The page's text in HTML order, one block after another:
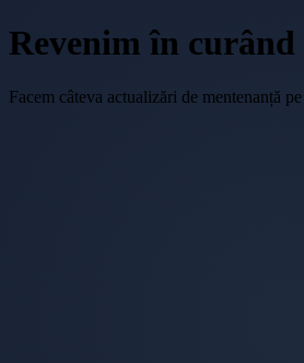
Revenim în curând
Facem câteva actualizări de mentenanță